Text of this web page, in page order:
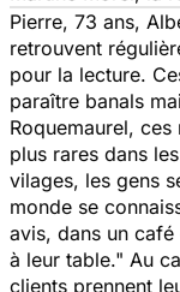
Pierre, 73 ans,
retrouvent
pour la lecture.
paraître banals
Roquemaurel,
plus rares dans
vilages, les gens
monde se
avis, dans un
à leur table." Au
clients prennent